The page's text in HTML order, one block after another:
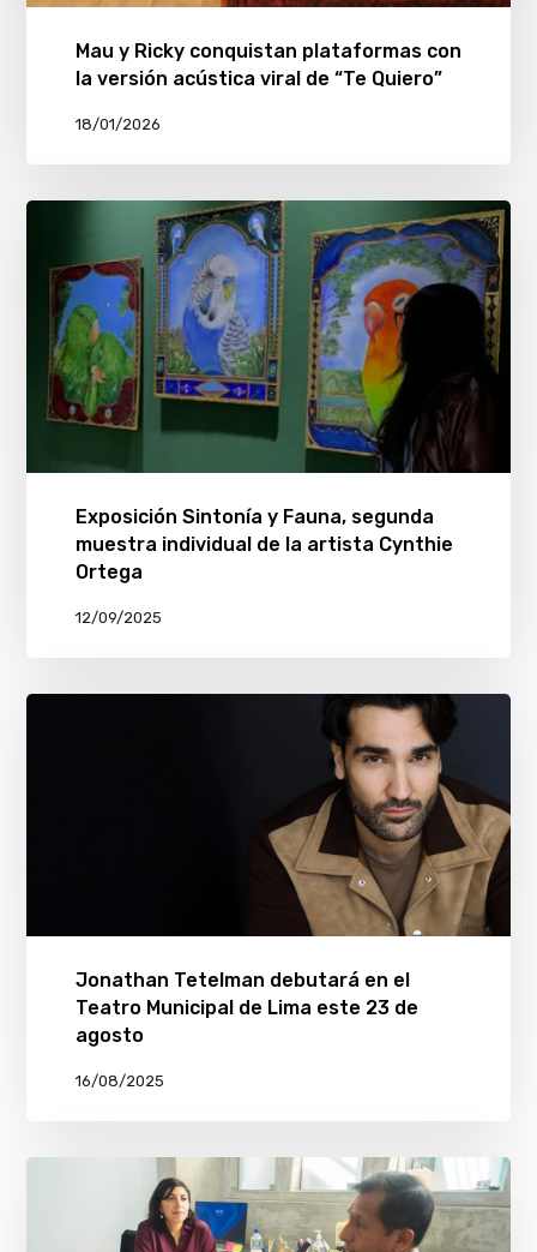
Mau y Ricky conquistan plataformas con
la versión acústica viral de “Te Quiero”
18/01/2026
Exposición Sintonía y Fauna, segunda
muestra individual de la artista Cynthie
Ortega
12/09/2025
Jonathan Tetelman debutará en el
Teatro Municipal de Lima este 23 de
agosto
16/08/2025